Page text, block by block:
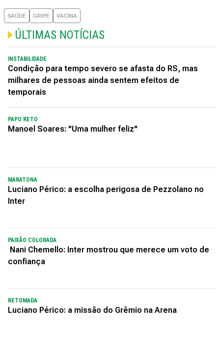
SAÚDE GRIPE VACINA
ÚLTIMAS NOTÍCIAS
INSTABILIDADE
Condição para tempo severo se afasta do RS, mas
milhares de pessoas ainda sentem efeitos de
temporais
PAPO RETO
Manoel Soares: "Uma mulher feliz"
MARATONA
Luciano Périco: a escolha perigosa de Pezzolano no
Inter
PAIXÃO COLORADA
Nani Chemello: Inter mostrou que merece um voto de
confiança
RETOMADA
Luciano Périco: a missão do Grêmio na Arena